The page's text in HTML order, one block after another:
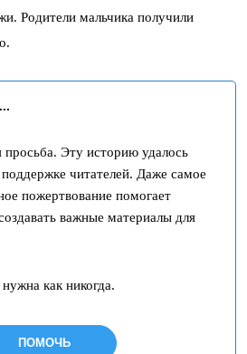
Родители мальчика получили
Эту историю удалось
поддержке читателей. Даже самое
пожертвование помогает
важные материалы для
как никогда.
ПОМОЧЬ